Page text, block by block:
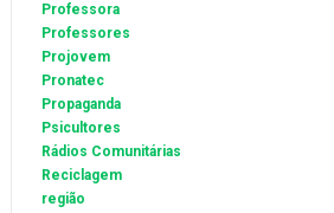
Professora
Professores
Projovem
Pronatec
Propaganda
Psicultores
Rádios Comunitárias
Reciclagem
região